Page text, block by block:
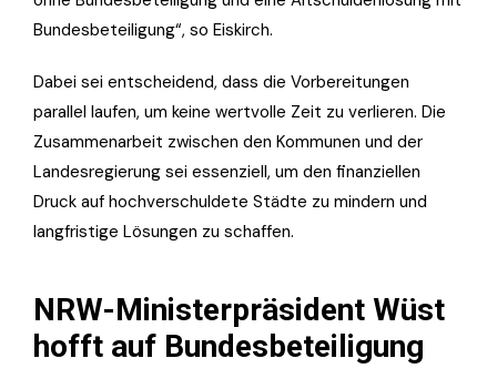
Bundesbeteiligung“, so Eiskirch.
Dabei sei entscheidend, dass die Vorbereitungen
parallel laufen, um keine wertvolle Zeit zu verlieren. Die
Zusammenarbeit zwischen den Kommunen und der
Landesregierung sei essenziell, um den finanziellen
Druck auf hochverschuldete Städte zu mindern und
langfristige Lösungen zu schaffen.
NRW-Ministerpräsident Wüst
hofft auf Bundesbeteiligung